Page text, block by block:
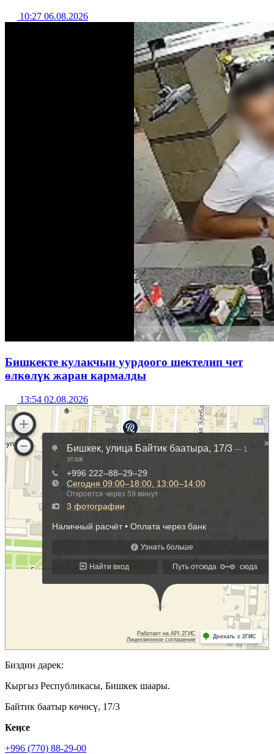
10:27 06.08.2026
Бишкекте кулакчын уурдоого шектелип чет
өлкөлүк жаран кармалды
13:54 02.08.2026
Биздин дарек:
Кыргыз Республикасы, Бишкек шаары.
Байтик баатыр көчөсү, 17/3
Кеӊсе
+996 (770) 88-29-00